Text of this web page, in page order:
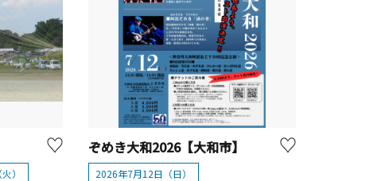
）
ぞめき大和2026【大和市】
2026年7月12日（日）